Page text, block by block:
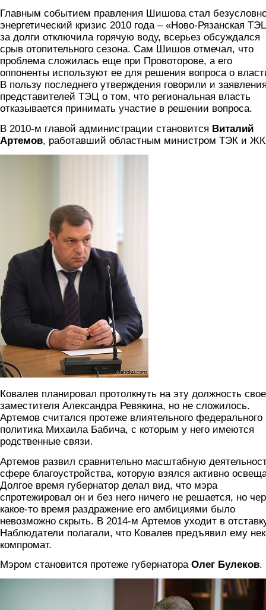
Главным событием правления Шишова стал
энергетический кризис 2010 года – «Ново-Рязанская
за долги отключила горячую воду, всерьез обсуждался
срыв отопительного сезона. Сам Шишов отмечал, что
проблема сложилась еще при Провоторове, а его
оппоненты используют ее для решения вопроса о
В пользу последнего утверждения говорили и
представителей ТЭЦ о том, что региональная власть
отказывается принимать участие в решении вопроса.
В 2010-м главой администрации становится Виталий
Артемов, работавший областным министром ТЭК и
Ковалев планировал протолкнуть на эту должность
заместителя Александра Ревякина, но не сложилось.
Артемов считался протеже влиятельного федерального
политика Михаила Бабича, с которым у него имеются
родственные связи.
Артемов развил сравнительно масштабную
сфере благоустройства, которую взялся активно
Долгое время губернатор делал вид, что мэра
спротежировал он и без него ничего не решается, но
какое-то время раздражение его амбициями было
невозможно скрыть. В 2014-м Артемов уходит в
Наблюдатели полагали, что Ковалев предъявил ему
компромат.
Мэром становится протеже губернатора Олег Булеков.